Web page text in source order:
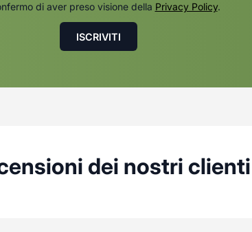
di aver preso visione della Privacy Policy.
dei nostri clienti